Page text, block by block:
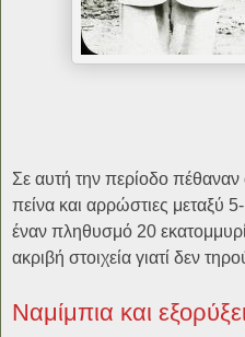
Σε αυτή την περίοδο
πείνα και αρρώστιες μεταξύ
έναν πληθυσμό 20
ακριβή στοιχεία γιατί δεν
Ναμίμπια και